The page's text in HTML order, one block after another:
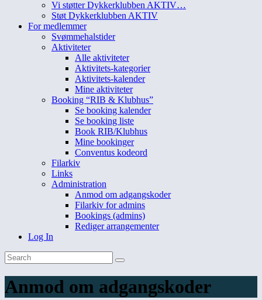
Vi støtter Dykkerklubben AKTIV…
Støt Dykkerklubben AKTIV
For medlemmer
Svømmehalstider
Aktiviteter
Alle aktiviteter
Aktivitets-kategorier
Aktivitets-kalender
Mine aktiviteter
Booking “RIB & Klubhus”
Se booking kalender
Se booking liste
Book RIB/Klubhus
Mine bookinger
Conventus kodeord
Filarkiv
Links
Administration
Anmod om adgangskoder
Filarkiv for admins
Bookings (admins)
Rediger arrangementer
Log In
Anmod om adgangskoder